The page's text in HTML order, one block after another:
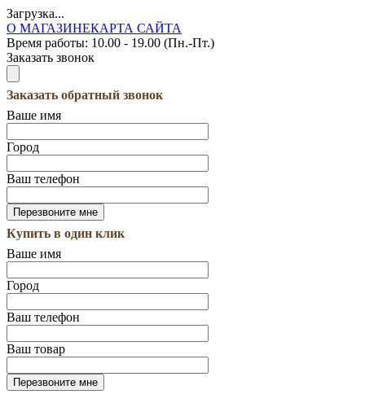
Загрузка...
О МАГАЗИНЕКАРТА САЙТА
Время работы: 10.00 - 19.00 (Пн.-Пт.)
Заказать звонок
Заказать обратный звонок
Ваше имя
Город
Ваш телефон
Купить в один клик
Ваше имя
Город
Ваш телефон
Ваш товар